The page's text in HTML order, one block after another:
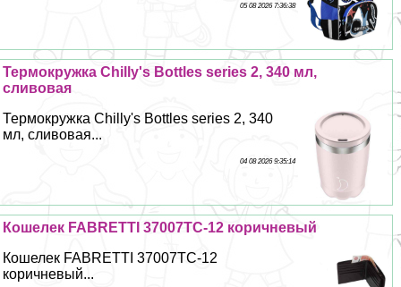
05 08 2026 7:36:38
Термокружка Chilly's Bottles series 2, 340 мл,
сливовая
Термокружка Chilly's Bottles series 2, 340
мл, сливовая...
04 08 2026 9:35:14
Кошелек FABRETTI 37007TC-12 коричневый
Кошелек FABRETTI 37007TC-12
коричневый...